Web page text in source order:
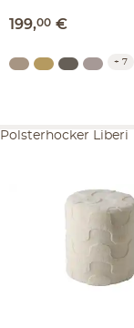
199,00 €
+ 7
Polsterhocker Liberi